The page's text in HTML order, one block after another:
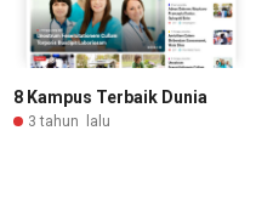
8 Kampus Terbaik Dunia
3 tahun lalu